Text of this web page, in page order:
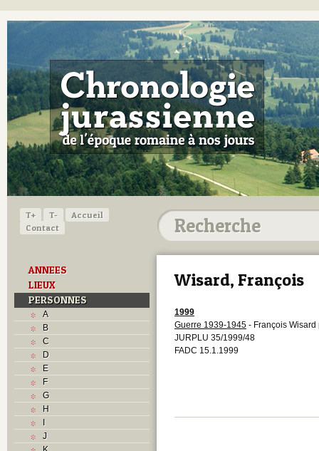
T+ T-
Accueil
Contact
ANNEES
LIEUX
PERSONNES
A
B
C
D
E
F
G
H
I
J
Wisard, François
1999
Guerre 1939-1945 - François
JURPLU 35/1999/48
FADC 15.1.1999